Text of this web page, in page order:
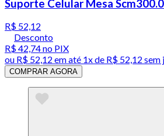
Suporte Celular Mesa
R$ 52,12
Desconto
R$ 42,74no PIX
ou R$ 52,12 em até 1x de R$ 52,12 sem
COMPRAR AGORA